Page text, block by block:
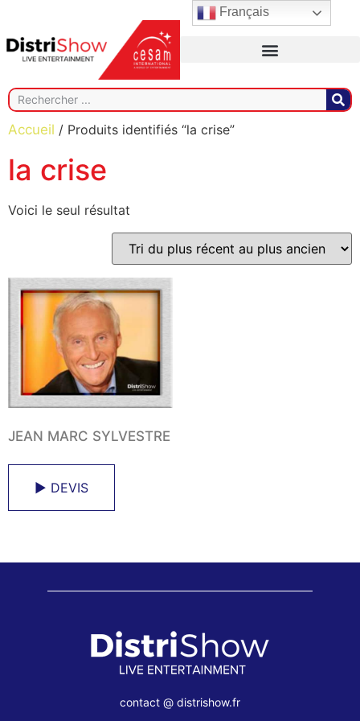
Accueil / Produits identifiés “la crise”
la crise
Voici le seul résultat
JEAN MARC SYLVESTRE
► DEVIS
contact @ distrishow.fr
Français